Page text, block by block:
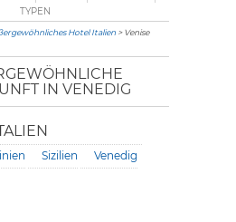
TYPEN
Hotel Italien > Venise
U
IN VENEDIG
Sizilien Venedig